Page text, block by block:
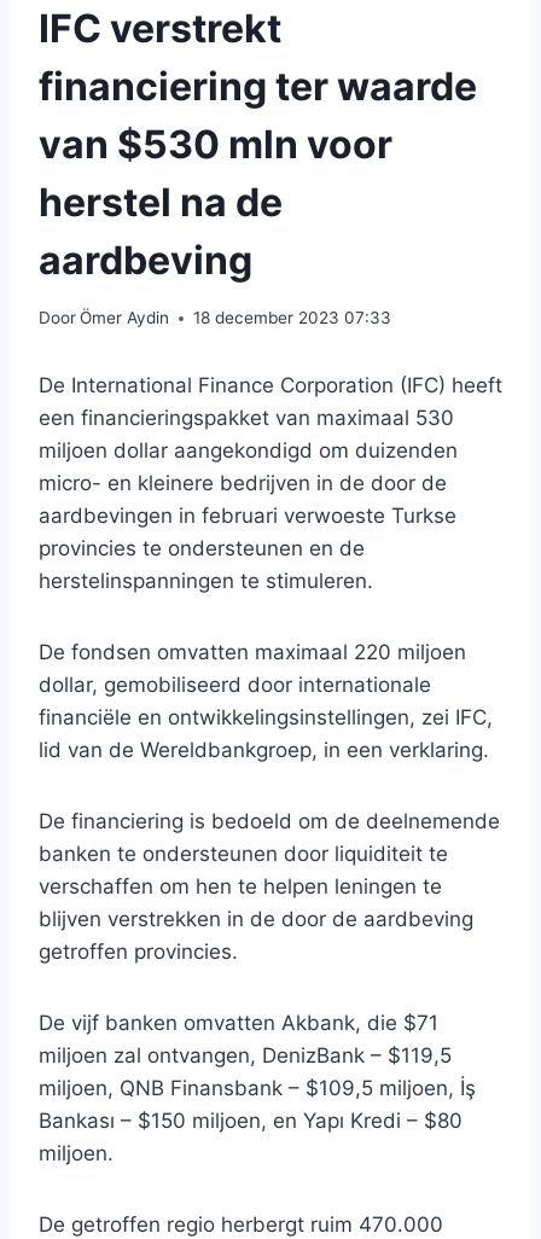
IFC verstrekt
financiering ter waarde
van $530 mln voor
herstel na de
aardbeving
DoorÖmer Aydin 18 december 2023 07:33
De International Finance Corporation (IFC) heeft
een financieringspakket van maximaal 530
miljoen dollar aangekondigd om duizenden
micro- en kleinere bedrijven in de door de
aardbevingen in februari verwoeste Turkse
provincies te ondersteunen en de
herstelinspanningen te stimuleren.
De fondsen omvatten maximaal 220 miljoen
dollar, gemobiliseerd door internationale
financiële en ontwikkelingsinstellingen, zei IFC,
lid van de Wereldbankgroep, in een verklaring.
De financiering is bedoeld om de deelnemende
banken te ondersteunen door liquiditeit te
verschaffen om hen te helpen leningen te
blijven verstrekken in de door de aardbeving
getroffen provincies.
De vijf banken omvatten Akbank, die $71
miljoen zal ontvangen, DenizBank – $119,5
miljoen, QNB Finansbank – $109,5 miljoen, İş
Bankası – $150 miljoen, en Yapı Kredi – $80
miljoen.
De getroffen regio herbergt ruim 470.000